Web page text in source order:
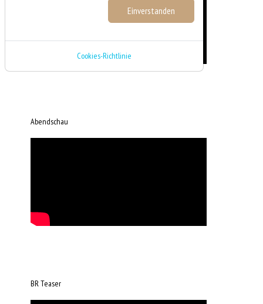
Einverstanden
Cookies-Richtlinie
Abendschau
BR Teaser